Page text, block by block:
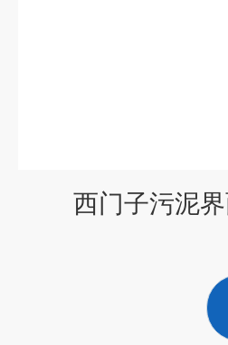
西门子污泥